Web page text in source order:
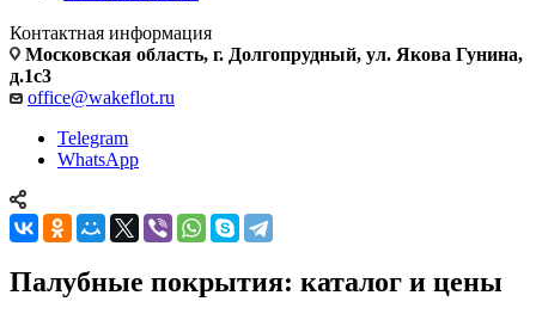
Контактная информация
Московская область, г. Долгопрудный, ул. Якова Гунина,
д.1с3
office@wakeflot.ru
Telegram
WhatsApp
Палубные покрытия: каталог и цены